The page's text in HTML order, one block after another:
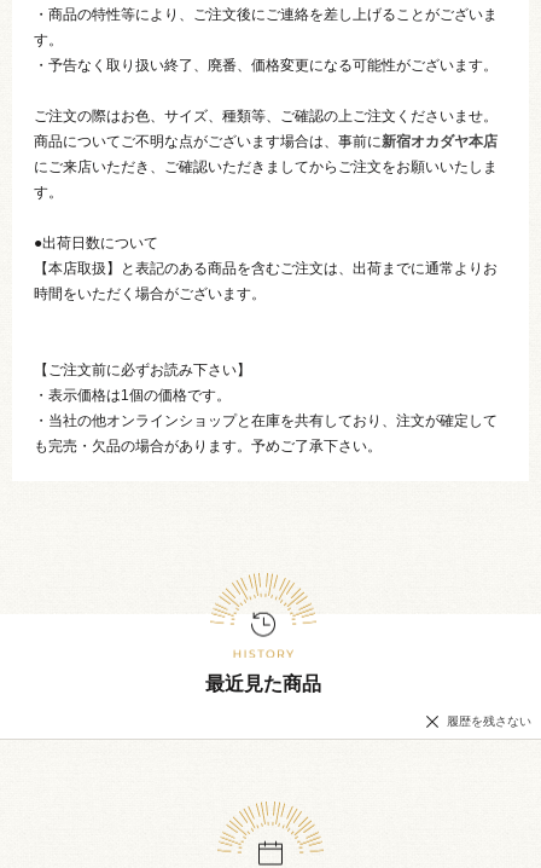
・商品の特性等により、ご注文後にご連絡を差し上げることがございま
す。
・予告なく取り扱い終了、廃番、価格変更になる可能性がございます。
ご注文の際はお色、サイズ、種類等、ご確認の上ご注文くださいませ。
商品についてご不明な点がございます場合は、事前に新宿オカダヤ本店
にご来店いただき、ご確認いただきましてからご注文をお願いいたしま
す。
●出荷日数について
【本店取扱】と表記のある商品を含むご注文は、出荷までに通常よりお
時間をいただく場合がございます。
【ご注文前に必ずお読み下さい】
・表示価格は1個の価格です。
・当社の他オンラインショップと在庫を共有しており、注文が確定して
も完売・欠品の場合があります。予めご了承下さい。
最近見た商品
履歴を残さない